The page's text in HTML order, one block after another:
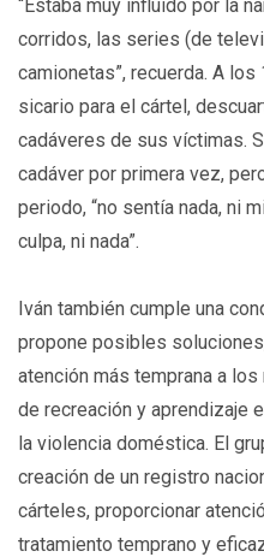
“Estaba muy influido por la
corridos, las series (de
camionetas”, recuerda. A los
sicario para el cártel,
cadáveres de sus víctimas.
cadáver por primera vez,
periodo, “no sentía nada, ni
culpa, ni nada”.
Iván también cumple una
propone posibles
atención más temprana a
de recreación y aprendizaje
la violencia doméstica. El
creación de un registro
cárteles, proporcionar
tratamiento temprano y